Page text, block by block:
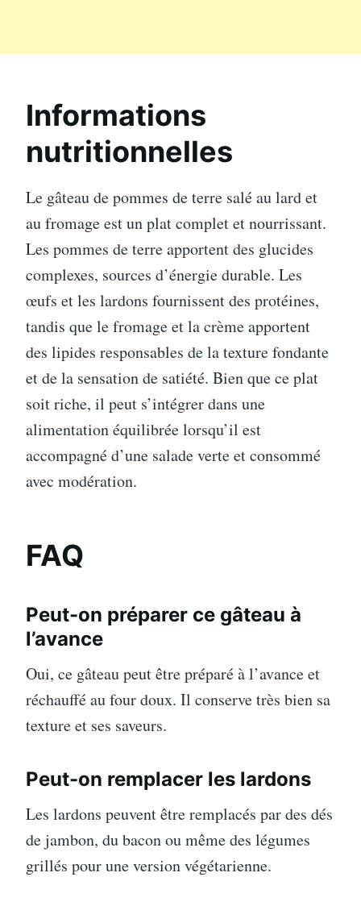
Informations
nutritionnelles
Le gâteau de pommes de terre salé au lard et
au fromage est un plat complet et nourrissant.
Les pommes de terre apportent des glucides
complexes, sources d’énergie durable. Les
œufs et les lardons fournissent des protéines,
tandis que le fromage et la crème apportent
des lipides responsables de la texture fondante
et de la sensation de satiété. Bien que ce plat
soit riche, il peut s’intégrer dans une
alimentation équilibrée lorsqu’il est
accompagné d’une salade verte et consommé
avec modération.
FAQ
Peut-on préparer ce gâteau à
l’avance
Oui, ce gâteau peut être préparé à l’avance et
réchauffé au four doux. Il conserve très bien sa
texture et ses saveurs.
Peut-on remplacer les lardons
Les lardons peuvent être remplacés par des dés
de jambon, du bacon ou même des légumes
grillés pour une version végétarienne.